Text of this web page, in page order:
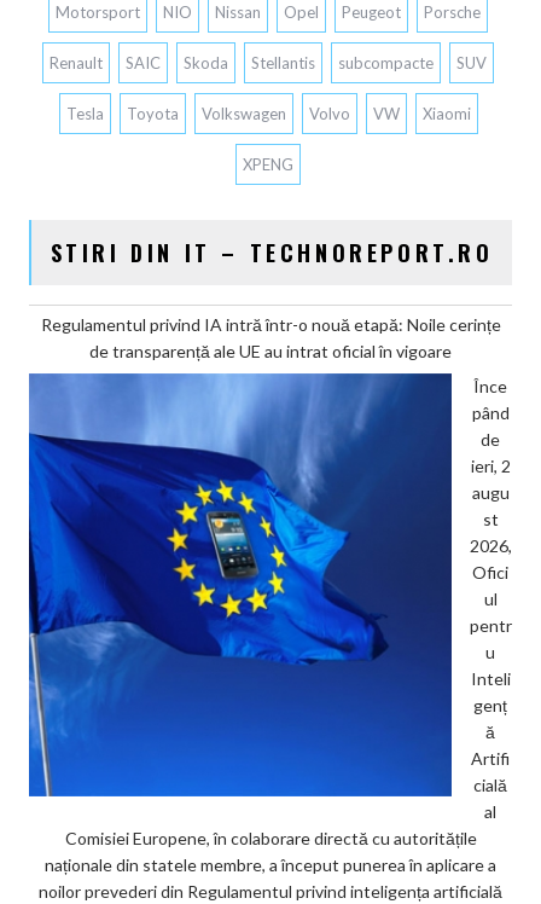
Motorsport NIO Nissan Opel Peugeot Porsche
Renault SAIC Skoda Stellantis subcompacte SUV
Tesla Toyota Volkswagen Volvo VW Xiaomi
XPENG
STIRI DIN IT – TECHNOREPORT.RO
Regulamentul privind IA intră într-o nouă etapă: Noile cerințe
de transparență ale UE au intrat oficial în vigoare
Înce
pând
de
ieri, 2
augu
st
2026,
Ofici
ul
pentr
u
Inteli
genț
ă
Artifi
cială
al
Comisiei Europene, în colaborare directă cu autoritățile
naționale din statele membre, a început punerea în aplicare a
noilor prevederi din Regulamentul privind inteligența artificială